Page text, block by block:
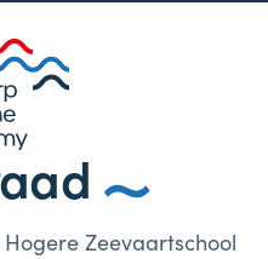
Zeevaartschool